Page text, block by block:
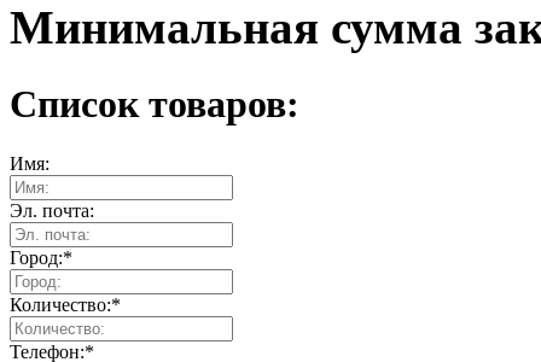
Минимальная сумма
Список товаров:
Имя:
Эл. почта:
Город:*
Количество:*
Телефон:*